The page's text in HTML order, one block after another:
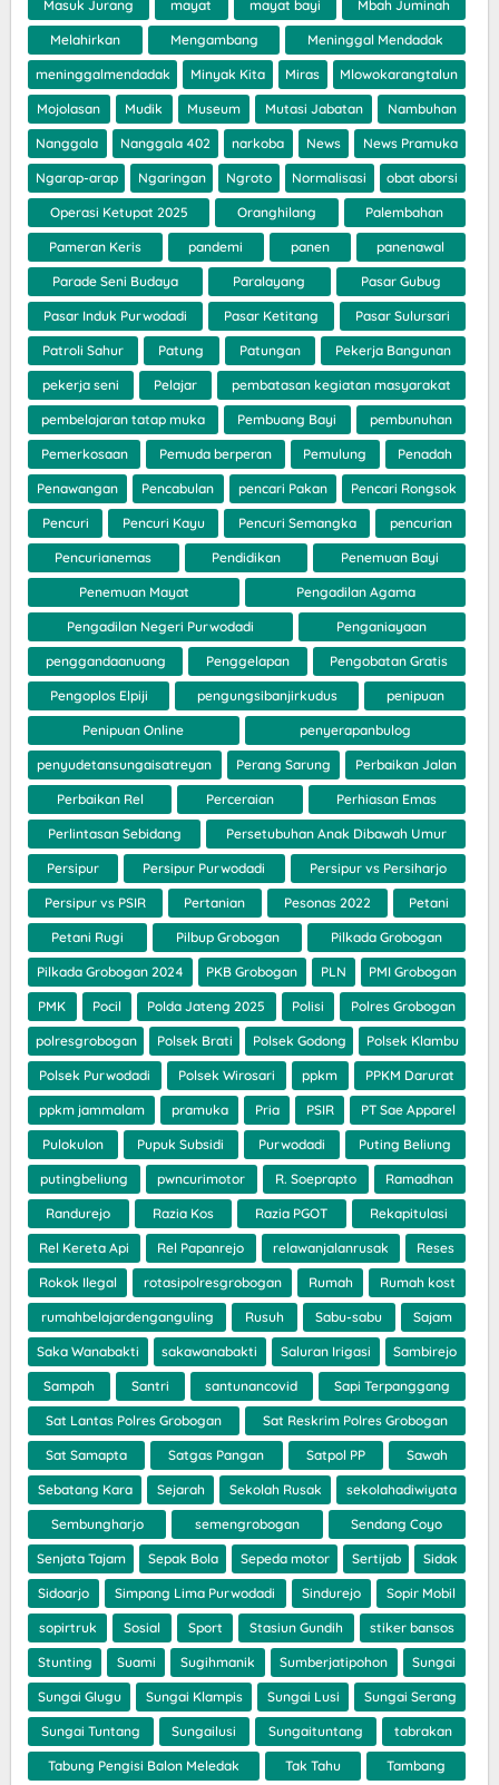
Masuk Jurang mayat mayat bayi Mbah Juminah
Melahirkan Mengambang Meninggal Mendadak
meninggalmendadak Minyak Kita Miras Mlowokarangtalun
Mojolasan Mudik Museum Mutasi Jabatan Nambuhan
Nanggala Nanggala 402 narkoba News News Pramuka
Ngarap-arap Ngaringan Ngroto Normalisasi obat aborsi
Operasi Ketupat 2025 Oranghilang Palembahan
Pameran Keris pandemi panen panenawal
Parade Seni Budaya Paralayang Pasar Gubug
Pasar Induk Purwodadi Pasar Ketitang Pasar Sulursari
Patroli Sahur Patung Patungan Pekerja Bangunan
pekerja seni Pelajar pembatasan kegiatan masyarakat
pembelajaran tatap muka Pembuang Bayi pembunuhan
Pemerkosaan Pemuda berperan Pemulung Penadah
Penawangan Pencabulan pencari Pakan Pencari Rongsok
Pencuri Pencuri Kayu Pencuri Semangka pencurian
Pencurianemas Pendidikan Penemuan Bayi
Penemuan Mayat Pengadilan Agama
Pengadilan Negeri Purwodadi Penganiayaan
penggandaanuang Penggelapan Pengobatan Gratis
Pengoplos Elpiji pengungsibanjirkudus penipuan
Penipuan Online penyerapanbulog
penyudetansungaisatreyan Perang Sarung Perbaikan Jalan
Perbaikan Rel Perceraian Perhiasan Emas
Perlintasan Sebidang Persetubuhan Anak Dibawah Umur
Persipur Persipur Purwodadi Persipur vs Persiharjo
Persipur vs PSIR Pertanian Pesonas 2022 Petani
Petani Rugi Pilbup Grobogan Pilkada Grobogan
Pilkada Grobogan 2024 PKB Grobogan PLN PMI Grobogan
PMK Pocil Polda Jateng 2025 Polisi Polres Grobogan
polresgrobogan Polsek Brati Polsek Godong Polsek Klambu
Polsek Purwodadi Polsek Wirosari ppkm PPKM Darurat
ppkm jammalam pramuka Pria PSIR PT Sae Apparel
Pulokulon Pupuk Subsidi Purwodadi Puting Beliung
putingbeliung pwncurimotor R. Soeprapto Ramadhan
Randurejo Razia Kos Razia PGOT Rekapitulasi
Rel Kereta Api Rel Papanrejo relawanjalanrusak Reses
Rokok Ilegal rotasipolresgrobogan Rumah Rumah kost
rumahbelajardenganguling Rusuh Sabu-sabu Sajam
Saka Wanabakti sakawanabakti Saluran Irigasi Sambirejo
Sampah Santri santunancovid Sapi Terpanggang
Sat Lantas Polres Grobogan Sat Reskrim Polres Grobogan
Sat Samapta Satgas Pangan Satpol PP Sawah
Sebatang Kara Sejarah Sekolah Rusak sekolahadiwiyata
Sembungharjo semengrobogan Sendang Coyo
Senjata Tajam Sepak Bola Sepeda motor Sertijab Sidak
Sidoarjo Simpang Lima Purwodadi Sindurejo Sopir Mobil
sopirtruk Sosial Sport Stasiun Gundih stiker bansos
Stunting Suami Sugihmanik Sumberjatipohon Sungai
Sungai Glugu Sungai Klampis Sungai Lusi Sungai Serang
Sungai Tuntang Sungailusi Sungaituntang tabrakan
Tabung Pengisi Balon Meledak Tak Tahu Tambang